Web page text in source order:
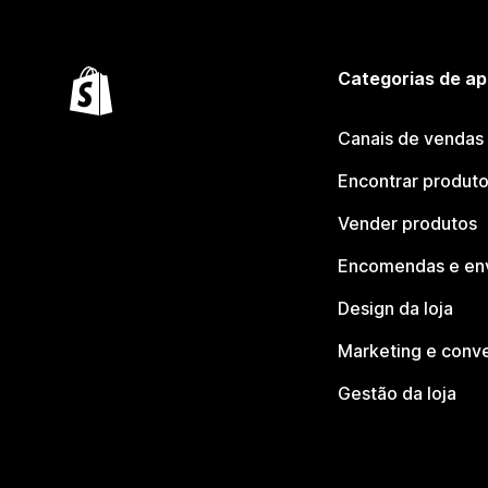
Categorias de
Canais de vendas
Encontrar
Vender produtos
Encomendas e
Design da loja
Marketing e
Gestão da loja